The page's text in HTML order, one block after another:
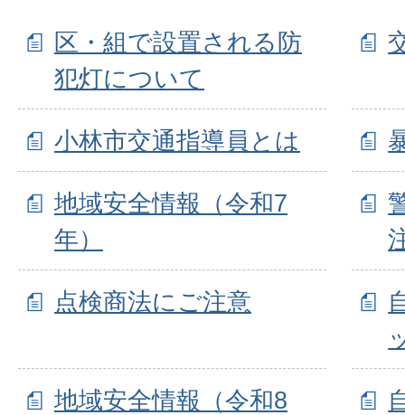
区・組で設置される防
犯灯について
小林市交通指導員とは
地域安全情報（令和7
年）
点検商法にご注意
地域安全情報（令和8